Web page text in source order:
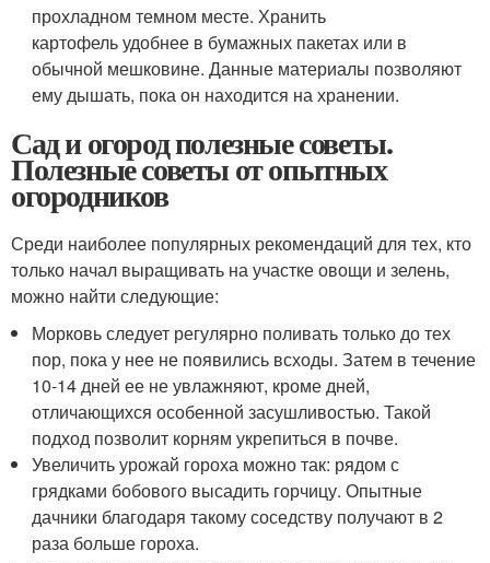
прохладном темном месте. Хранить
картофель удобнее в бумажных пакетах или в
обычной мешковине. Данные материалы позволяют
ему дышать, пока он находится на хранении.
Сад и огород полезные советы.
Полезные советы от опытных
огородников
Среди наиболее популярных рекомендаций для тех, кто
только начал выращивать на участке овощи и зелень,
можно найти следующие:
Морковь следует регулярно поливать только до тех
пор, пока у нее не появились всходы. Затем в течение
10-14 дней ее не увлажняют, кроме дней,
отличающихся особенной засушливостью. Такой
подход позволит корням укрепиться в почве.
Увеличить урожай гороха можно так: рядом с
грядками бобового высадить горчицу. Опытные
дачники благодаря такому соседству получают в 2
раза больше гороха.